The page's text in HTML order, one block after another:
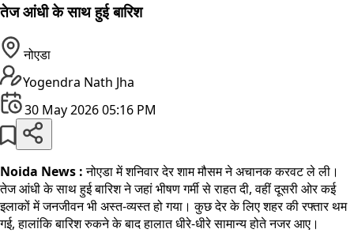
तेज आंधी के साथ हुई बारिश
नोएडा
Yogendra Nath Jha
30 May 2026 05:16 PM
Noida News :नोएडा में शनिवार देर शाम मौसम ने अचानक करवट ले ली।
तेज आंधी के साथ हुई बारिश ने जहां भीषण गर्मी से राहत दी, वहीं दूसरी ओर कई
इलाकों में जनजीवन भी अस्त-व्यस्त हो गया। कुछ देर के लिए शहर की रफ्तार थम
गई, हालांकि बारिश रुकने के बाद हालात धीरे-धीरे सामान्य होते नजर आए।